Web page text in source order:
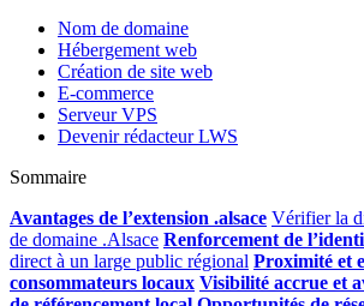
Nom de domaine
Hébergement web
Création de site web
E-commerce
Serveur VPS
Devenir rédacteur LWS
Sommaire
Avantages de l’extension .alsace Vérifier la
de domaine .Alsace Renforcement de
direct à un large public régional Proximité et
consommateurs locaux Visibilité accrue et